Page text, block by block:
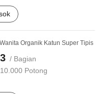
Organik Katun Super Tipis
/ Bagian
10.000 Potong